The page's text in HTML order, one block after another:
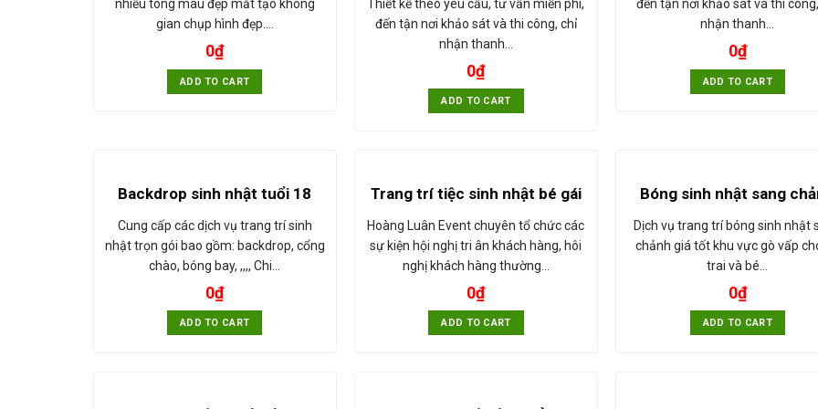
nhiều tông màu đẹp mắt tạo không
gian chụp hình đẹp.…
0₫
ADD TO CART
Thiết kế theo yêu cầu, tư vấn miễn phí,
đến tận nơi khảo sát và thi công, chỉ
nhận thanh…
0₫
ADD TO CART
đến tận nơi khảo sát và thi
nhận thanh…
0₫
ADD TO CART
Backdrop sinh nhật tuổi 18
Cung cấp các dịch vụ trang trí sinh
nhật trọn gói bao gồm: backdrop, cổng
chào, bóng bay, ,,,, Chi…
0₫
ADD TO CART
Trang trí tiệc sinh nhật bé gái
Hoàng Luân Event chuyên tổ chức các
sự kiện hội nghị tri ân khách hàng, hôi
nghị khách hàng thường…
0₫
ADD TO CART
Bóng sinh nhật sang
Dịch vụ trang trí bóng sinh nhật
chảnh giá tốt khu vực gò vấp
trai và bé…
0₫
ADD TO CART